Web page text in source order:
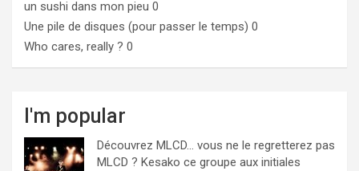
un sushi dans mon pieu 0
Une pile de disques (pour passer le temps) 0
Who cares, really ? 0
I'm popular
Découvrez MLCD… vous ne le regretterez pas
MLCD ? Kesako ce groupe aux initiales